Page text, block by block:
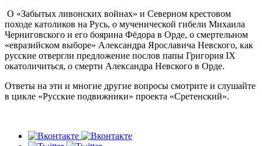
О «Забытых ливонских войнах» и Северном крестовом
походе католиков на Русь, о мученической гибели Михаила
Черниговского и его боярина Фёдора в Орде, о смертельном
«евразийском выборе» Александра Ярославича Невского, как
русские отвергли предложение послов папы Григория IX
окатоличиться, о смерти Александра Невского в Орде.
Ответы на эти и многие другие вопросы смотрите и слушайте
в цикле «Русские подвижники» проекта «Сретенский».